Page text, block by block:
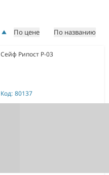
По цене По названию
Сейф Рипост Р-03
Код: 80137